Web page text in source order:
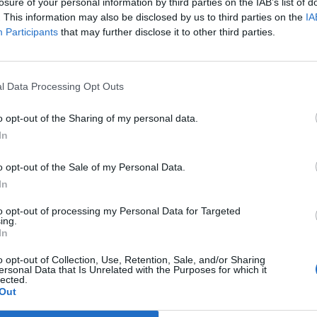
This information may also be disclosed by us to third parties on the
Participants that may further disclose it to other third parties.
Data Processing Opt Outs
opt-out of the Sharing of my personal data.
opt-out of the Sale of my Personal Data.
opt-out of processing my Personal Data for Targeted
opt-out of Collection, Use, Retention, Sale, and/or Sharing
Data that Is Unrelated with the Purposes for which it
2023
στον Άγιο Πορφύριο